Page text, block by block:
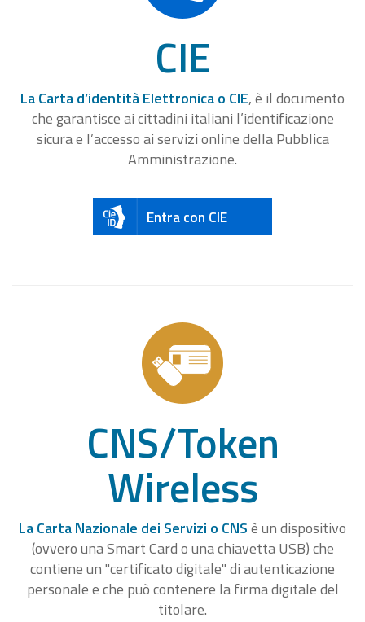
CIE
La Carta d’identità Elettronica o CIE, è il documento
che garantisce ai cittadini italiani l’identificazione
sicura e l’accesso ai servizi online della Pubblica
Amministrazione.
Entra con CIE
CNS/Token
Wireless
La Carta Nazionale dei Servizi o CNSè un dispositivo
(ovvero una Smart Card o una chiavetta USB) che
contiene un "certificato digitale" di autenticazione
personale e che può contenere la firma digitale del
titolare.